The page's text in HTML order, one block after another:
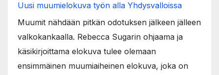
Uusi muumielokuva työn alla Yhdysvalloissa
Muumit nähdään pitkän odotuksen jälkeen jälleen
valkokankaalla. Rebecca Sugarin ohjaama ja
käsikirjoittama elokuva tulee olemaan
ensimmäinen muumiaiheinen elokuva, joka on